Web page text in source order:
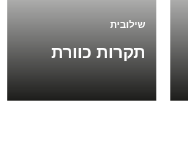
שילובית
תקרות כוורת